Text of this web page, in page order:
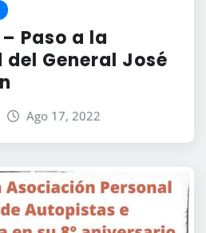
Paso a la
General José
Ago 17, 2022